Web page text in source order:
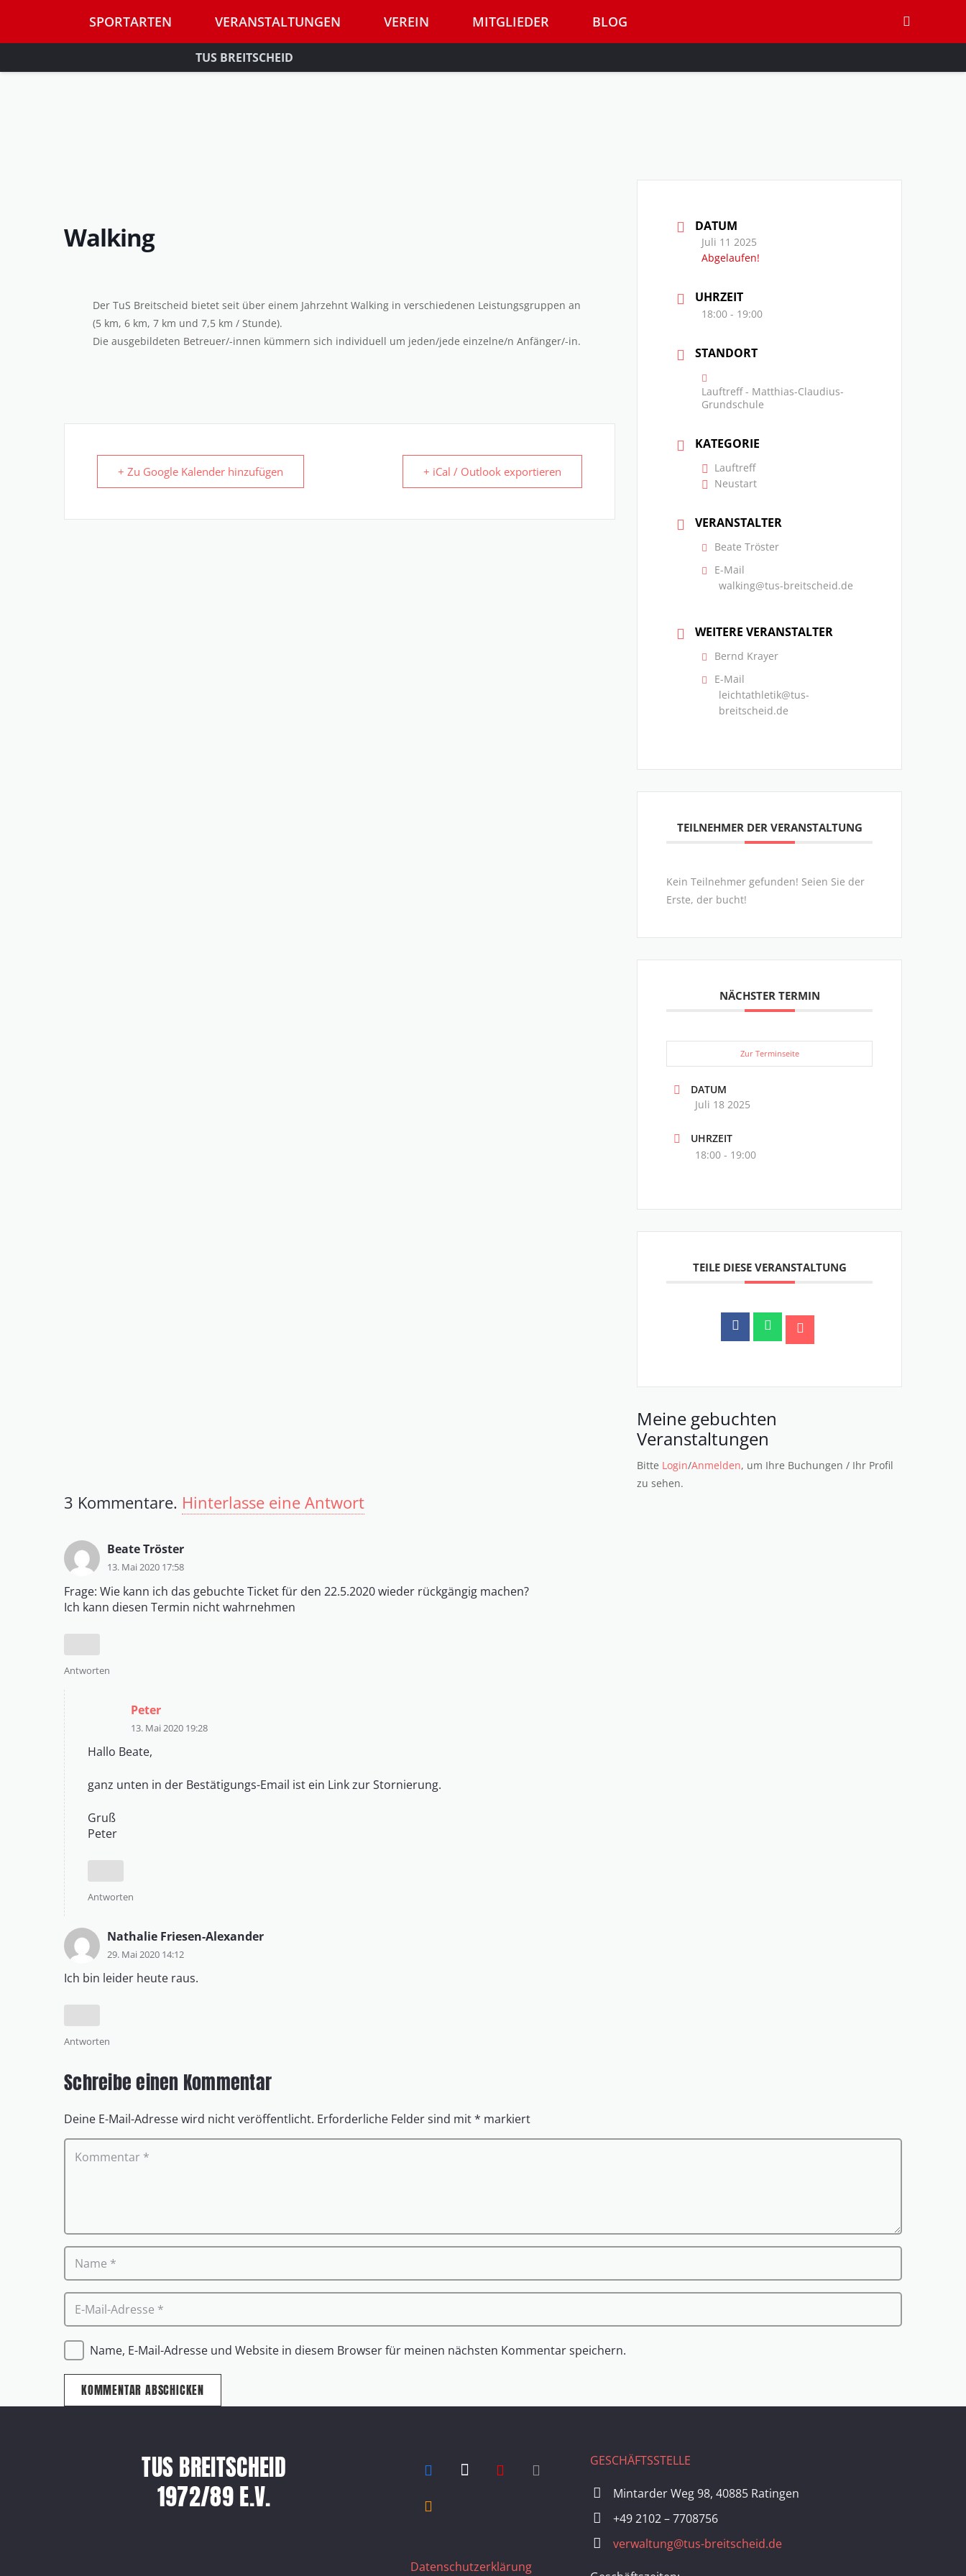
SPORTARTEN VERANSTALTUNGEN VEREIN MITGLIEDER BLOG
TUS BREITSCHEID
Walking
Der TuS Breitscheid bietet seit über einem Jahrzehnt Walking in verschiedenen Leistungsgruppen an
(5 km, 6 km, 7 km und 7,5 km / Stunde).
Die ausgebildeten Betreuer/-innen kümmern sich individuell um jeden/jede einzelne/n Anfänger/-in.
+ Zu Google Kalender hinzufügen + iCal / Outlook exportieren
DATUM
Juli 11 2025
Abgelaufen!
UHRZEIT
18:00 - 19:00
STANDORT
Lauftreff - Matthias-Claudius-
Grundschule
KATEGORIE
Lauftreff
Neustart
VERANSTALTER
Beate Tröster
E-Mail
walking@tus-breitscheid.de
WEITERE VERANSTALTER
Bernd Krayer
E-Mail
leichtathletik@tus-
breitscheid.de
TEILNEHMER DER VERANSTALTUNG
Kein Teilnehmer gefunden! Seien Sie der
Erste, der bucht!
NÄCHSTER TERMIN
Zur Terminseite
DATUM
Juli 18 2025
UHRZEIT
18:00 - 19:00
TEILE DIESE VERANSTALTUNG
Meine gebuchten
Veranstaltungen
Bitte Login/Anmelden, um Ihre Buchungen / Ihr Profil
zu sehen.
3 Kommentare. Hinterlasse eine Antwort
Beate Tröster
13. Mai 2020 17:58
Frage: Wie kann ich das gebuchte Ticket für den 22.5.2020 wieder rückgängig machen?
Ich kann diesen Termin nicht wahrnehmen
Antworten
Peter
13. Mai 2020 19:28
Hallo Beate,
ganz unten in der Bestätigungs-Email ist ein Link zur Stornierung.
Gruß
Peter
Antworten
Nathalie Friesen-Alexander
29. Mai 2020 14:12
Ich bin leider heute raus.
Antworten
Schreibe einen Kommentar
Deine E-Mail-Adresse wird nicht veröffentlicht. Erforderliche Felder sind mit* markiert
Name, E-Mail-Adresse und Website in diesem Browser für meinen nächsten Kommentar speichern.
KOMMENTAR ABSCHICKEN
TUS BREITSCHEID
1972/89 E.V.
Datenschutzerklärung
GESCHÄFTSSTELLE
Mintarder Weg 98, 40885 Ratingen
+49 2102 – 7708756
verwaltung@tus-breitscheid.de